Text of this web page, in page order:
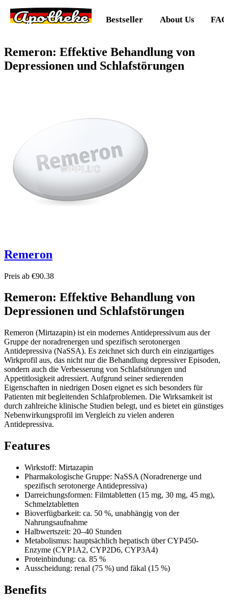
Apotheke Bestseller About Us FAQ
Remeron: Effektive Behandlung von
Depressionen und Schlafstörungen
Remeron
Preis ab €90.38
Remeron: Effektive Behandlung von
Depressionen und Schlafstörungen
Remeron (Mirtazapin) ist ein modernes Antidepressivum aus der
Gruppe der noradrenergen und spezifisch serotonergen
Antidepressiva (NaSSA). Es zeichnet sich durch ein einzigartiges
Wirkprofil aus, das nicht nur die Behandlung depressiver Episoden,
sondern auch die Verbesserung von Schlafstörungen und
Appetitlosigkeit adressiert. Aufgrund seiner sedierenden
Eigenschaften in niedrigen Dosen eignet es sich besonders für
Patienten mit begleitenden Schlafproblemen. Die Wirksamkeit ist
durch zahlreiche klinische Studien belegt, und es bietet ein günstiges
Nebenwirkungsprofil im Vergleich zu vielen anderen
Antidepressiva.
Features
Wirkstoff: Mirtazapin
Pharmakologische Gruppe: NaSSA (Noradrenerge und
spezifisch serotonerge Antidepressiva)
Darreichungsformen: Filmtabletten (15 mg, 30 mg, 45 mg),
Schmelztabletten
Bioverfügbarkeit: ca. 50 %, unabhängig von der
Nahrungsaufnahme
Halbwertszeit: 20–40 Stunden
Metabolismus: hauptsächlich hepatisch über CYP450-
Enzyme (CYP1A2, CYP2D6, CYP3A4)
Proteinbindung: ca. 85 %
Ausscheidung: renal (75 %) und fäkal (15 %)
Benefits